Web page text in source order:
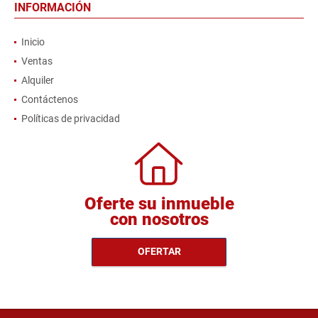
INFORMACIÓN
Inicio
Ventas
Alquiler
Contáctenos
Políticas de privacidad
Oferte su inmueble
con nosotros
OFERTAR